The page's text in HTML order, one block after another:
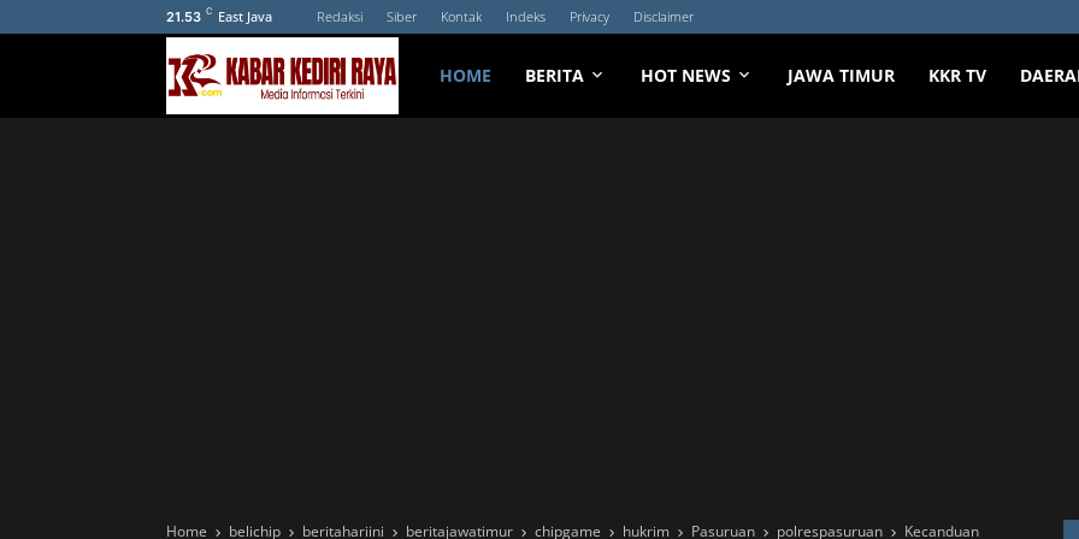
21.53 C East Java Redaksi Siber Kontak Indeks Privacy Disclaimer
HOME BERITA HOT NEWS JAWA TIMUR KKR TV
Home belichip beritahariini beritajawatimur chipgame hukrim Pasuruan polrespasuruan
Kecanduan